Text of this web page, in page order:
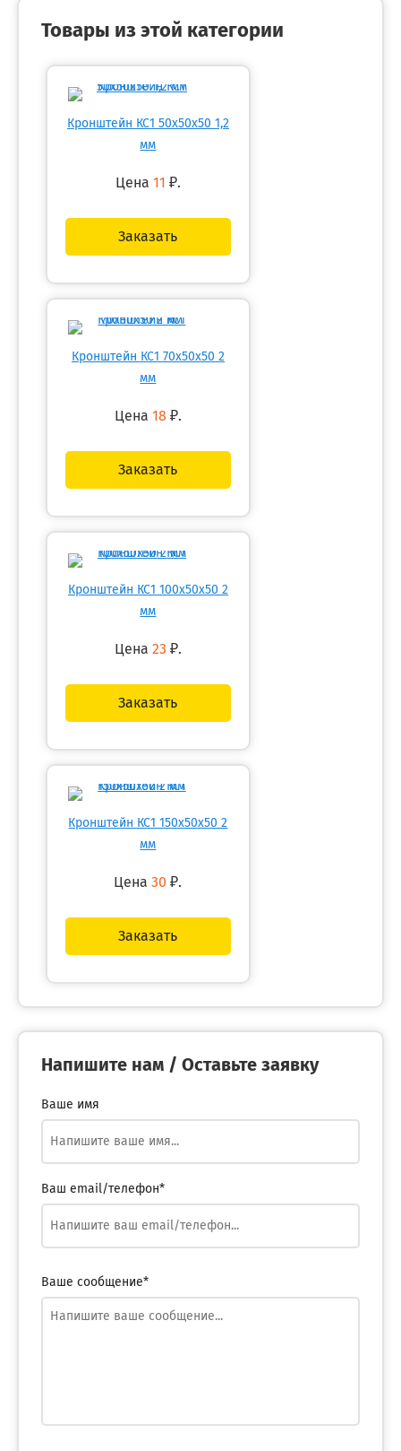
Товары из этой категории
Кронштейн КС1 50х50х50 1,2
мм
Цена 11 ₽.
Заказать
Кронштейн КС1 70х50х50 2
мм
Цена 18 ₽.
Заказать
Кронштейн КС1 100х50х50 2
мм
Цена 23 ₽.
Заказать
Кронштейн КС1 150х50х50 2
мм
Цена30 ₽.
Заказать
Напишите нам / Оставьте заявку
Ваше имя
Ваш email/телефон*
Ваше сообщение*